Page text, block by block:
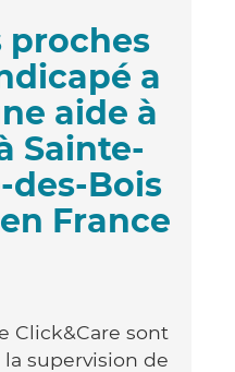
proches
a
aide à
Sainte-
des-Bois
France
Click&Care sont
supervision de